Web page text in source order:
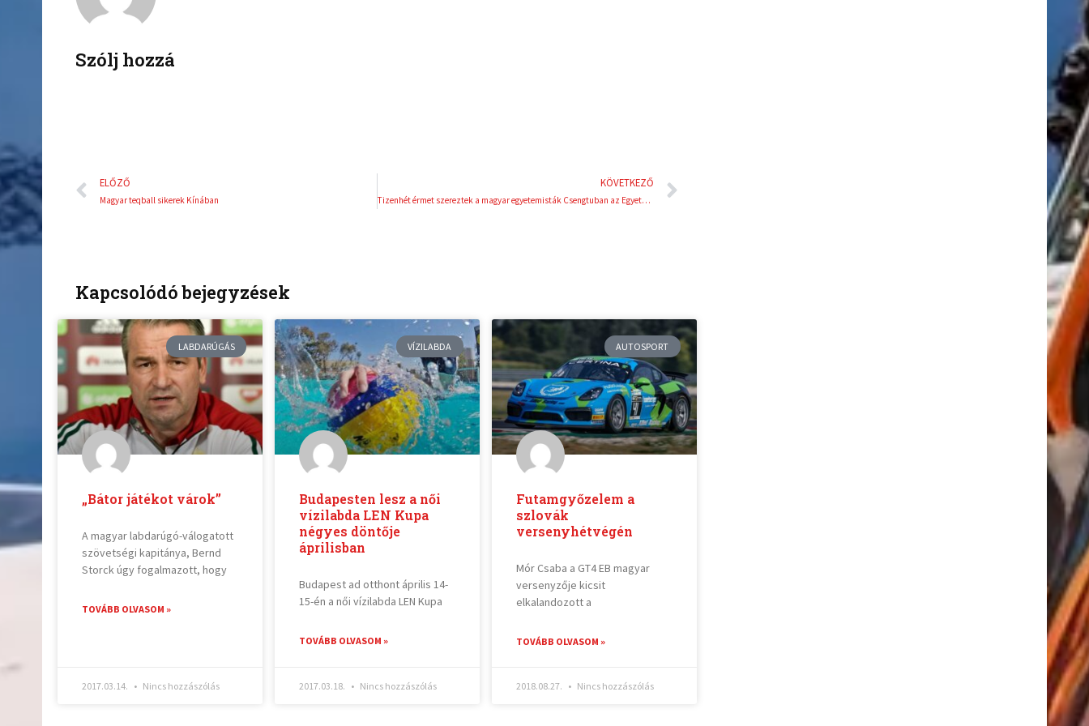
Szólj hozzá
Előző
ELŐZŐ
Magyar teqball sikerek Kínában
KÖVETKEZŐ
Tizenhét érmet szereztek a magyar egyetemisták Csengtuban az Egyetemi Világjátékokon!
Kapcsolódó bejegyzések
LABDARÚGÁS
„Bátor játékot várok”
A magyar labdarúgó-válogatott
szövetségi kapitánya, Bernd
Storck úgy fogalmazott, hogy
TOVÁBB OLVASOM »
2017.03.14. Nincs hozzászólás
VÍZILABDA
Budapesten lesz a női
vízilabda LEN Kupa
négyes döntője
áprilisban
Budapest ad otthont április 14-
15-én a női vízilabda LEN Kupa
TOVÁBB OLVASOM »
2017.03.18. Nincs hozzászólás
AUTOSPORT
Futamgyőzelem a
szlovák
versenyhétvégén
Mór Csaba a GT4 EB magyar
versenyzője kicsit
elkalandozott a
TOVÁBB OLVASOM »
2018.08.27. Nincs hozzászólás